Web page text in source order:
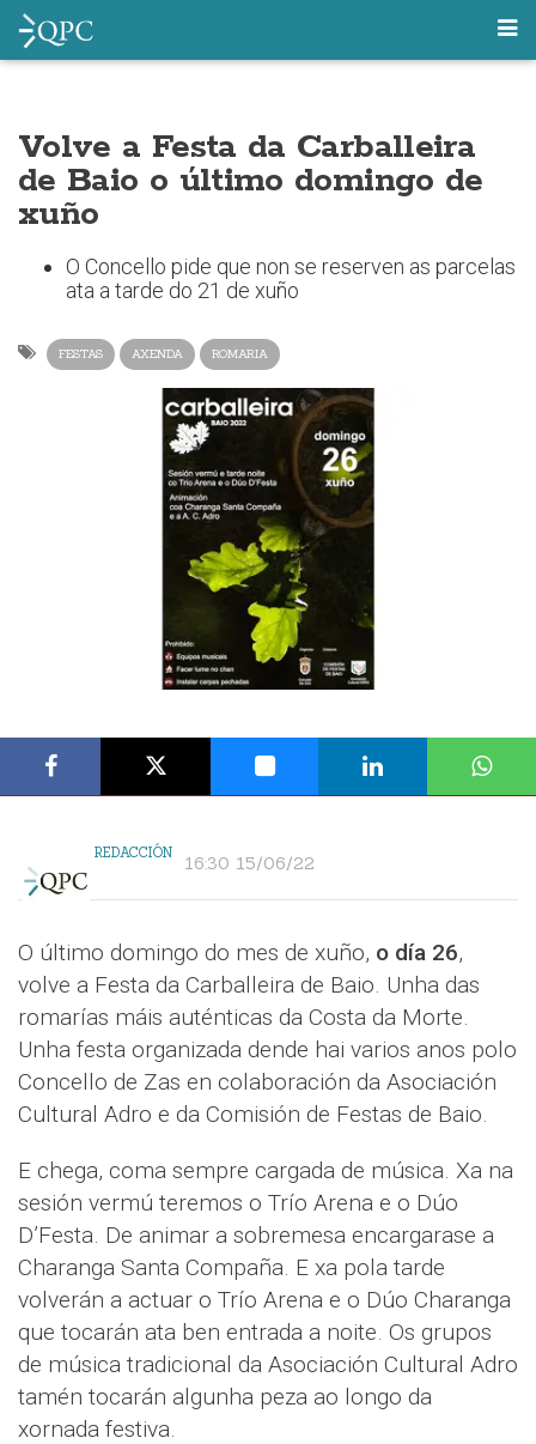
Volve a Festa da Carballeira
de Baio o último domingo de
xuño
O Concello pide que non se reserven as parcelas
ata a tarde do 21 de xuño
FESTAS AXENDA ROMARIA
REDACCIÓN 16:30 15/06/22
O último domingo do mes de xuño, o día 26,
volve a Festa da Carballeira de Baio. Unha das
romarías máis auténticas da Costa da Morte.
Unha festa organizada dende hai varios anos polo
Concello de Zas en colaboración da Asociación
Cultural Adro e da Comisión de Festas de Baio.
E chega, coma sempre cargada de música. Xa na
sesión vermú teremos o Trío Arena e o Dúo
D’Festa. De animar a sobremesa encargarase a
Charanga Santa Compaña. E xa pola tarde
volverán a actuar o Trío Arena e o Dúo Charanga
que tocarán ata ben entrada a noite. Os grupos
de música tradicional da Asociación Cultural Adro
tamén tocarán algunha peza ao longo da
xornada festiva.